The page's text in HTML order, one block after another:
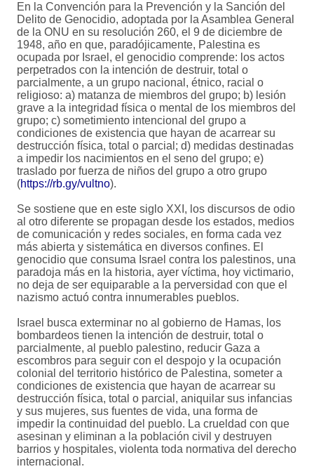
En la Convención para la Prevención y la Sanción del
Delito de Genocidio, adoptada por la Asamblea General
de la ONU en su resolución 260, el 9 de diciembre de
1948, año en que, paradójicamente, Palestina es
ocupada por Israel, el genocidio comprende: los actos
perpetrados con la intención de destruir, total o
parcialmente, a un grupo nacional, étnico, racial o
religioso: a) matanza de miembros del grupo; b) lesión
grave a la integridad física o mental de los miembros del
grupo; c) sometimiento intencional del grupo a
condiciones de existencia que hayan de acarrear su
destrucción física, total o parcial; d) medidas destinadas
a impedir los nacimientos en el seno del grupo; e)
traslado por fuerza de niños del grupo a otro grupo
(https://rb.gy/vultno).
Se sostiene que en este siglo XXI, los discursos de odio
al otro diferente se propagan desde los estados, medios
de comunicación y redes sociales, en forma cada vez
más abierta y sistemática en diversos confines. El
genocidio que consuma Israel contra los palestinos, una
paradoja más en la historia, ayer víctima, hoy victimario,
no deja de ser equiparable a la perversidad con que el
nazismo actuó contra innumerables pueblos.
Israel busca exterminar no al gobierno de Hamas, los
bombardeos tienen la intención de destruir, total o
parcialmente, al pueblo palestino, reducir Gaza a
escombros para seguir con el despojo y la ocupación
colonial del territorio histórico de Palestina, someter a
condiciones de existencia que hayan de acarrear su
destrucción física, total o parcial, aniquilar sus infancias
y sus mujeres, sus fuentes de vida, una forma de
impedir la continuidad del pueblo. La crueldad con que
asesinan y eliminan a la población civil y destruyen
barrios y hospitales, violenta toda normativa del derecho
internacional.